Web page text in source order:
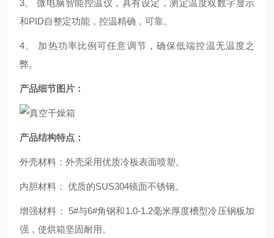
3、 微电脑智能控温仪，具有设定，测定温度双数字显示
和PID自整定功能，控温精确，可靠。
4、 加热功率比例可任意调节，确保低端控温无温度之
弊。
产品细节图片：
产品结构特点：
外壳材料：外壳采用优质冷板表面喷塑。
内胆材料： 优质的SUS304镜面不锈钢。
增强材料： 5#与6#角钢和1.0-1.2毫米厚度槽型冷压钢板加
强，使烘箱坚固耐用。